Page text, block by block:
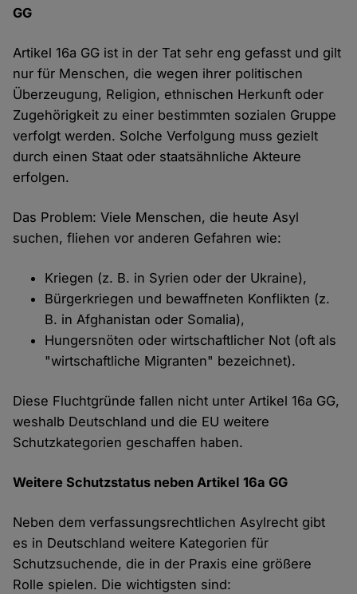
GG
Artikel 16a GG ist in der Tat sehr eng gefasst und gilt
nur für Menschen, die wegen ihrer politischen
Überzeugung, Religion, ethnischen Herkunft oder
Zugehörigkeit zu einer bestimmten sozialen Gruppe
verfolgt werden. Solche Verfolgung muss gezielt
durch einen Staat oder staatsähnliche Akteure
erfolgen.
Das Problem: Viele Menschen, die heute Asyl
suchen, fliehen vor anderen Gefahren wie:
Kriegen (z. B. in Syrien oder der Ukraine),
Bürgerkriegen und bewaffneten Konflikten (z.
B. in Afghanistan oder Somalia),
Hungersnöten oder wirtschaftlicher Not (oft als
"wirtschaftliche Migranten" bezeichnet).
Diese Fluchtgründe fallen nicht unter Artikel 16a GG,
weshalb Deutschland und die EU weitere
Schutzkategorien geschaffen haben.
Weitere Schutzstatus neben Artikel 16a GG
Neben dem verfassungsrechtlichen Asylrecht gibt
es in Deutschland weitere Kategorien für
Schutzsuchende, die in der Praxis eine größere
Rolle spielen. Die wichtigsten sind: